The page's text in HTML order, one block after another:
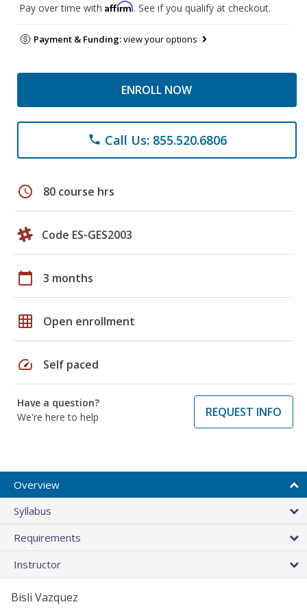
Pay over time with Affirm. See if you qualify at checkout.
Payment & Funding:view your options
ENROLL NOW
phone Call Us: 855.520.6806
schedule 80 course hrs
Code ES-GES2003
calendar_today 3 months
grid_on Open enrollment
speed Self paced
Have a question?
We're here to help
REQUEST INFO
Overview
Syllabus
Requirements
Instructor
Bisli Vazquez